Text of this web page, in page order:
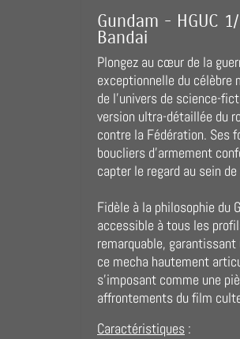
Gundam - HGUC
Bandai
Plongez au cœur de la
exceptionnelle du célèbre
de l'univers de science-
version ultra-détaillée du
contre la Fédération. Ses
boucliers d'armement
capter le regard au sein
Fidèle à la philosophie du
accessible à tous les
remarquable,
ce mecha hautement
s'imposant comme une
affrontements du film
Caractéristiques :